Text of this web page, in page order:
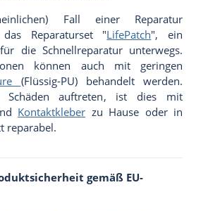
Fall einer Reparatur
Reparaturset "LifePatch", ein
die Schnellreparatur unterwegs.
können auch mit geringen
(Flüssig-PU) behandelt werden.
Schäden auftreten, ist dies mit
Kontaktkleber zu Hause oder in
reparabel.
gemäß EU-